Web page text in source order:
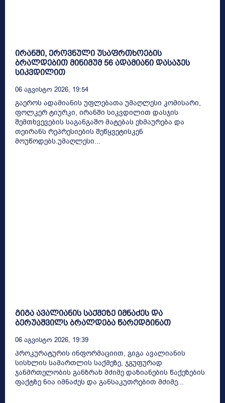
ირანში, ეროვნული უსაფრთხოების
ბრალდებით მინიმუმ 56 ადამიანი დასაჯეს
სიკვდილით
06 Აგვისტო 2026, 19:54
გაეროს ადამიანის უფლებათა უმაღლესი კომისარი,
ფოლკერ ტიურკი, ირანში სიკვდილით დასჯის
შემთხვევების საგანგაშო მატებას ეხმაურება და
თეირანს რეპრესიების შეწყვეტისკენ
მოუწოდებს.უმაღლესი...
გიგა ავალიანის საქმეზე იმნაძეს და
ბერუაშვილს ბრალდება წარედგინათ
06 Აგვისტო 2026, 19:39
პროკურატურის ინფორმაციით, გიგა ავალიანის
სისხლის სამართლის საქმეზე, ჯგუფურად
ჯანმრთელობის განზრახ მძიმე დაზიანების წაქეზების
ფაქტზე ნია იმნაძეს და განსაკუთრებით მძიმე...